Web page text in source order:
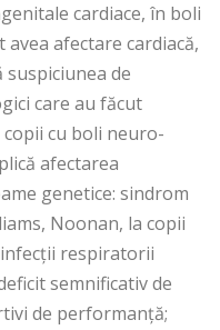
cardiace, în boli
afectare cardiacă,
suspiciunea de
care au făcut
cu boli neuro-
afectarea
genetice: sindrom
Noonan, la copii
respiratorii
semnificativ de
de performanță;